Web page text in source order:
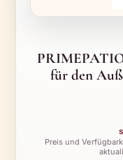
für den
Preis und